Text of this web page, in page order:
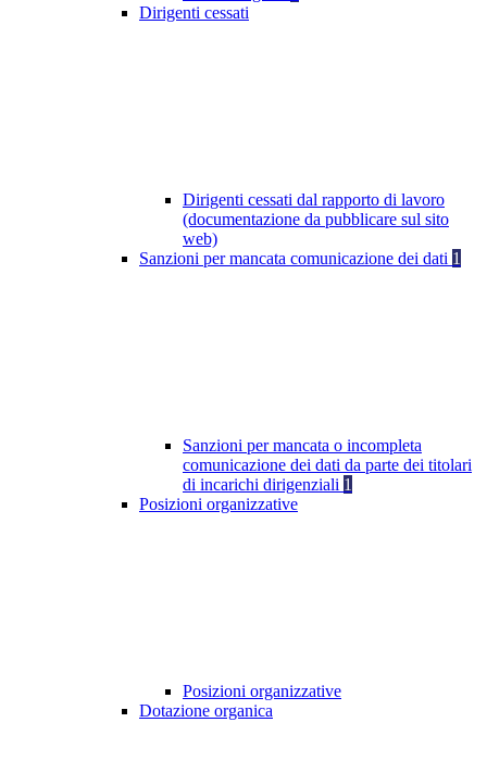
Dirigenti cessati
Dirigenti cessati dal rapporto di lavoro
(documentazione da pubblicare sul sito
web)
Sanzioni per mancata comunicazione dei dati 1
Sanzioni per mancata o incompleta
comunicazione dei dati da parte dei titolari
di incarichi dirigenziali 1
Posizioni organizzative
Posizioni organizzative
Dotazione organica